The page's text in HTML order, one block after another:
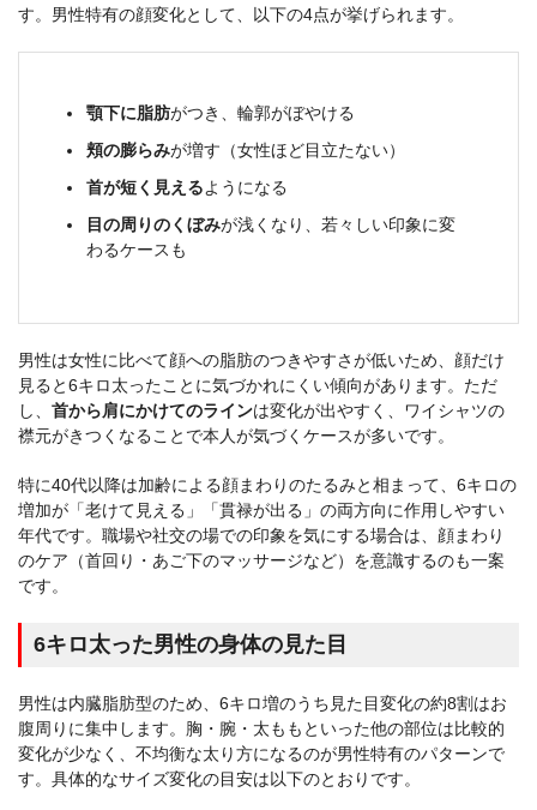
す。男性特有の顔変化として、以下の4点が挙げられます。
顎下に脂肪がつき、輪郭がぼやける
頬の膨らみが増す（女性ほど目立たない）
首が短く見えるようになる
目の周りのくぼみが浅くなり、若々しい印象に変
わるケースも
男性は女性に比べて顔への脂肪のつきやすさが低いため、顔だけ
見ると6キロ太ったことに気づかれにくい傾向があります。ただ
し、 首から肩にかけてのラインは変化が出やすく、ワイシャツの
襟元がきつくなることで本人が気づくケースが多いです。
特に40代以降は加齢による顔まわりのたるみと相まって、6キロの
増加が「老けて見える」「貫禄が出る」の両方向に作用しやすい
年代です。職場や社交の場での印象を気にする場合は、顔まわり
のケア（首回り・あご下のマッサージなど）を意識するのも一案
です。
6キロ太った男性の身体の見た目
男性は内臓脂肪型のため、6キロ増のうち見た目変化の約8割はお
腹周りに集中します。胸・腕・太ももといった他の部位は比較的
変化が少なく、不均衡な太り方になるのが男性特有のパターンで
す。具体的なサイズ変化の目安は以下のとおりです。